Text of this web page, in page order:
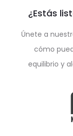
¿Estás
Únete a
cómo
equilibrio y